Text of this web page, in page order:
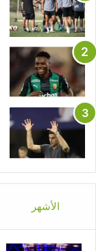
الأشهر